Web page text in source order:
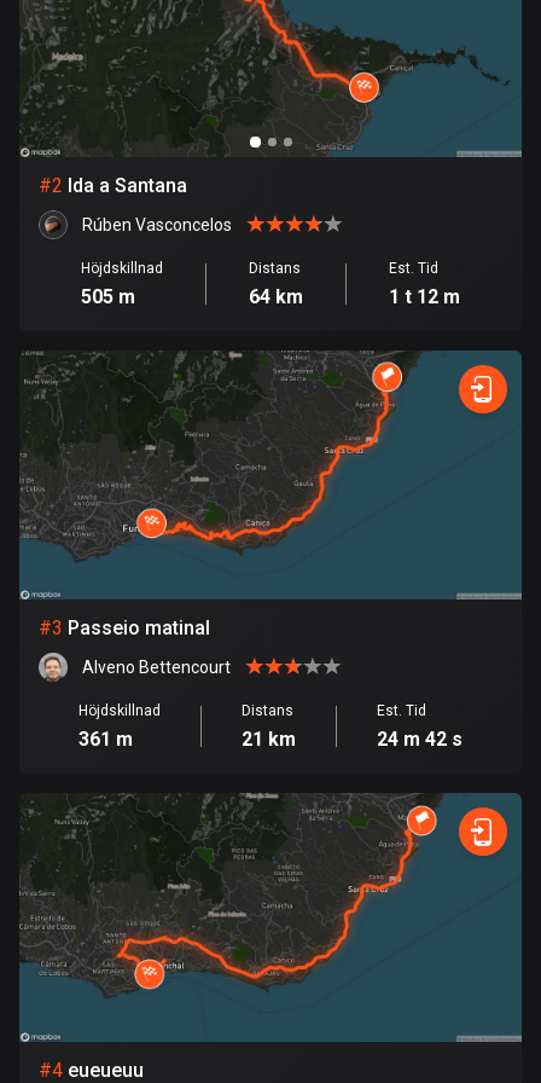
Bahrain
17 rutter
Bangladesh
409 rutter
Barbados
Belarus
141 rutter
Belgien
4920 rutter
Belize
17 rutter
Bhutan
3 rutter
99 rutter
Bosnien och Hercegovina
347 rutter
Brasilien
7535 rutter
Brunei
113 rutter
Bulgarien
#2 Ida a Santana
Rúben Vasconcelos
Höjdskillnad
505 m
Distans
64 km
Est. Tid
1 t 12 m
#3 Passeio matinal
Alveno Bettencourt
Höjdskillnad
361 m
Distans
21 km
Est. Tid
24 m 42 s
#4 eueueuu